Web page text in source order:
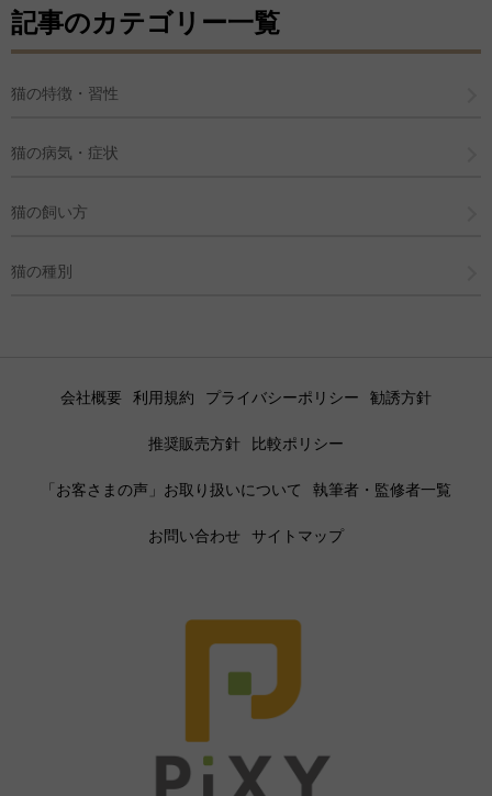
記事のカテゴリー一覧
猫の特徴・習性
猫の病気・症状
猫の飼い方
猫の種別
会社概要 利用規約 プライバシーポリシー 勧誘方針
推奨販売方針 比較ポリシー
「お客さまの声」お取り扱いについて 執筆者・監修者一覧
お問い合わせ サイトマップ